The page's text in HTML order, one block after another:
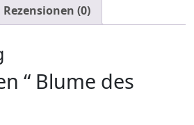
Rezensionen (0)
“ Blume des